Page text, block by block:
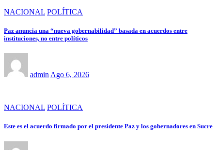
NACIONAL POLÍTICA
Paz anuncia una “nueva gobernabilidad” basada en acuerdos entre
instituciones, no entre políticos
admin Ago 6, 2026
NACIONAL POLÍTICA
Este es el acuerdo firmado por el presidente Paz y los gobernadores en Sucre